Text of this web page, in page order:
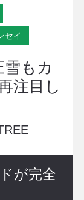
セイ
もカ
注目し
が完全